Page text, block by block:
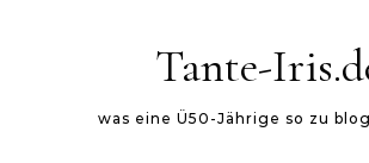
Tante-
was eine Ü50-Jährige so zu